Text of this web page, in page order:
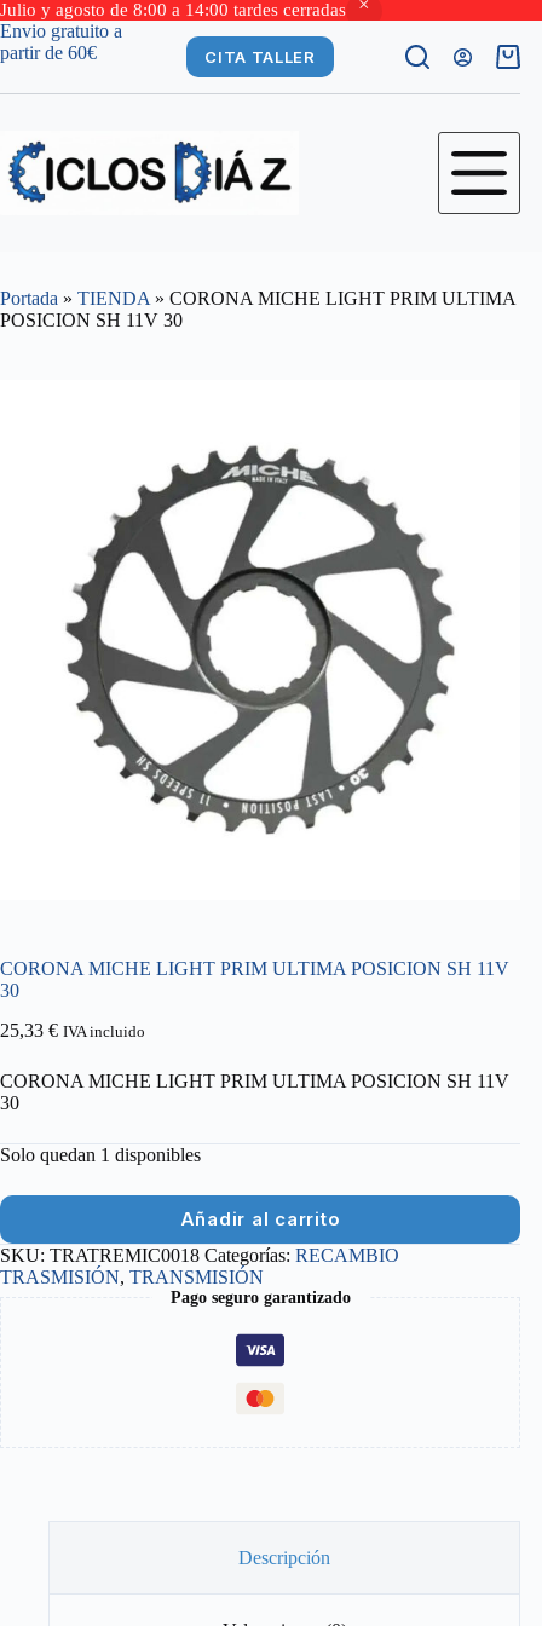
Julio y agosto de 8:00 a 14:00 tardes cerradas
Saltar
al
Envio gratuito a
partir de 60€
CITA TALLER
Carro
Portada » TIENDA » CORONA MICHE LIGHT PRIM ULTIMA
POSICION SH 11V 30
CORONA MICHE LIGHT PRIM ULTIMA POSICION SH 11V
30
25,33 € IVA incluido
CORONA MICHE LIGHT PRIM ULTIMA POSICION SH 11V
30
Solo quedan 1 disponibles
Añadir al carrito
SKU: TRATREMIC0018 Categorías: RECAMBIO
TRASMISIÓN, TRANSMISIÓN
Pago seguro garantizado
Descripción